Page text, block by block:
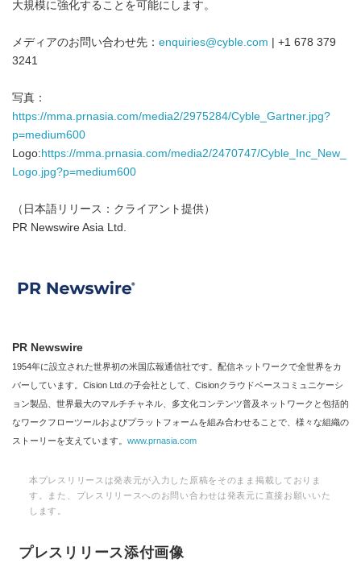
大規模に強化することを可能にします。
メディアのお問い合わせ先： enquiries@cyble.com | +1 678 379
3241
写真：
https://mma.prnasia.com/media2/2975284/Cyble_Gartner.jpg?
p=medium600
Logo: https://mma.prnasia.com/media2/2470747/Cyble_Inc_New_
Logo.jpg?p=medium600
（日本語リリース：クライアント提供）
PR Newswire Asia Ltd.
PR Newswire
1954年に設立された世界初の米国広報通信社です。配信ネットワークで全世界をカ
バーしています。Cision Ltd.の子会社として、Cisionクラウドベースコミュニケーシ
ョン製品、世界最大のマルチチャネル、多文化コンテンツ普及ネットワークと包括的
なワークフローツールおよびプラットフォームを組み合わせることで、様々な組織の
ストーリーを支えています。 www.prnasia.com
本プレスリリースは発表元が入力した原稿をそのまま掲載しておりま
す。また、プレスリリースへのお問い合わせは発表元に直接お願いいた
します。
プレスリリース添付画像